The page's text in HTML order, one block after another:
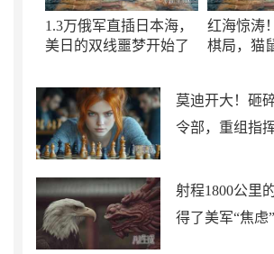
1.3万俄军直插日本海，
美日的双线噩梦开始了
红海惊涛
棋局，猫
莫迪开大！砸
令部，重组指
射程1800公里
得了美军“焦虑”